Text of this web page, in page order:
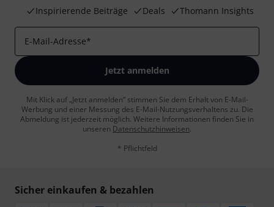
Inspirierende Beiträge
Deals Thomann Insights
E-Mail-Adresse*
Jetzt anmelden
Mit Klick auf „Jetzt anmelden“ stimmen Sie dem Erhalt von E-Mail-
Werbung und einer Messung des E-Mail-Nutzungsverhaltens zu. Die
Abmeldung ist jederzeit möglich. Weitere Informationen finden Sie in
unseren Datenschutzhinweisen.
* Pflichtfeld
Sicher einkaufen & bezahlen